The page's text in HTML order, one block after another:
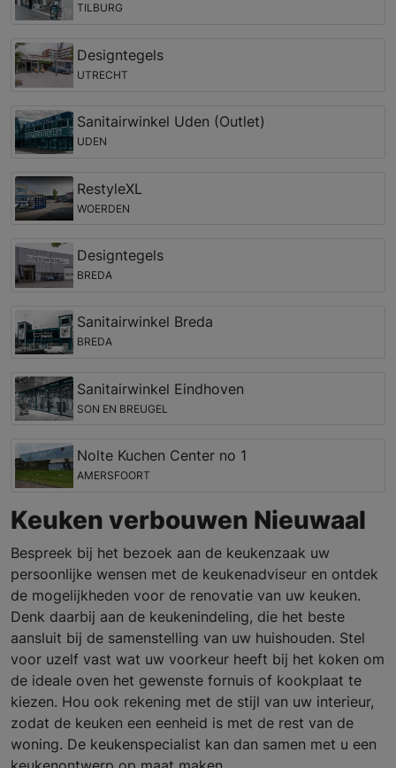
TILBURG
Designtegels
UTRECHT
Sanitairwinkel Uden (Outlet)
UDEN
RestyleXL
WOERDEN
Designtegels
BREDA
Sanitairwinkel Breda
BREDA
Sanitairwinkel Eindhoven
SON EN BREUGEL
Nolte Kuchen Center no 1
AMERSFOORT
Keuken verbouwen Nieuwaal
Bespreek bij het bezoek aan de keukenzaak uw
persoonlijke wensen met de keukenadviseur en ontdek
de mogelijkheden voor de renovatie van uw keuken.
Denk daarbij aan de keukenindeling, die het beste
aansluit bij de samenstelling van uw huishouden. Stel
voor uzelf vast wat uw voorkeur heeft bij het koken om
de ideale oven het gewenste fornuis of kookplaat te
kiezen. Hou ook rekening met de stijl van uw interieur,
zodat de keuken een eenheid is met de rest van de
woning. De keukenspecialist kan dan samen met u een